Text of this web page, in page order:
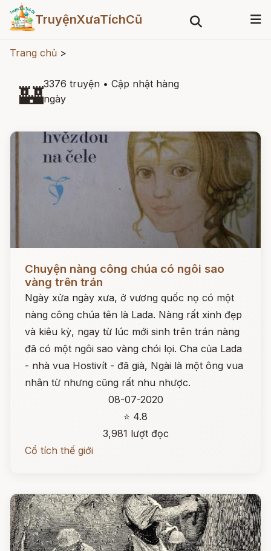
TruyệnXưaTíchCũ
Trang chủ >
🏰3376 truyện • Cập nhật hàng
ngày
Chuyện nàng công chúa có ngôi sao
vàng trên trán
Ngày xửa ngày xưa, ở vương quốc nọ có một
nàng công chúa tên là Lada. Nàng rất xinh đẹp
và kiêu kỳ, ngay từ lúc mới sinh trên trán nàng
đã có một ngôi sao vàng chói lọi. Cha của Lada
- nhà vua Hostivít - đã già, Ngài là một ông vua
nhân từ nhưng cũng rất nhu nhược.
08-07-2020
⭐ 4.8
3,981 lượt đọc
Cổ tích thế giới